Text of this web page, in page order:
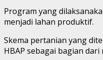
Program yang
menjadi lahan produktif.
Skema pertanian yang
HBAP sebagai bagian